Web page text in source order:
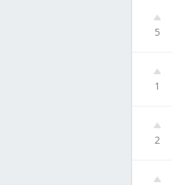
5
1
2